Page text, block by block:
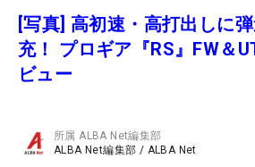
[写真] 高初速・高打出しに
充！ プロギア『RS』FW＆
ビュー
所属ALBA Net編集部
ALBA Net編集部 / ALBA Net